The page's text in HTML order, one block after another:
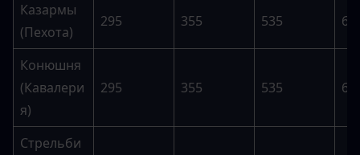
Казармы
(Пехота)
295 355 535
Конюшня
(Кавалери
я)
295 355 535
Стрельби